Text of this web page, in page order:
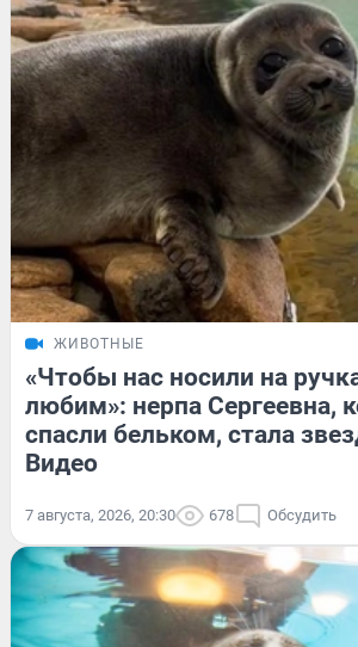
ЖИВОТНЫЕ
«Чтобы нас носили на
любим»: нерпа Сергеевна,
спасли бельком, стала
Видео
7 августа, 2026, 20:30 678 Обсудить